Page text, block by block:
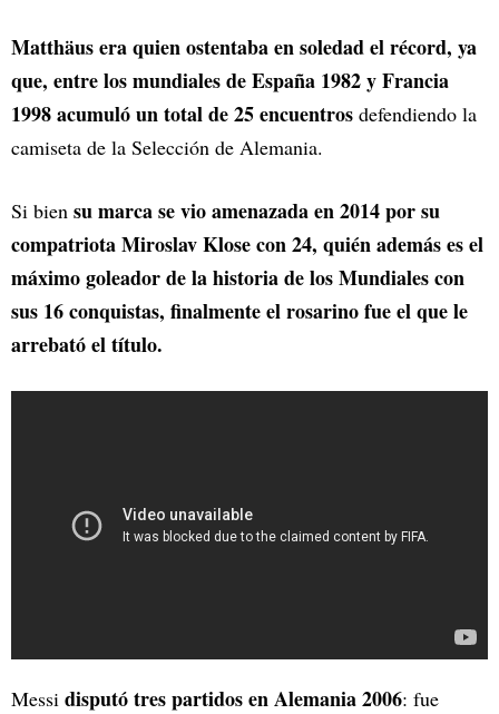
Matthäus era quien ostentaba en soledad el récord, ya
que, entre los mundiales de España 1982 y Francia
1998 acumuló un total de 25 encuentros defendiendo la
camiseta de la Selección de Alemania.
Si bien su marca se vio amenazada en 2014 por su
compatriota Miroslav Klose con 24, quién además es el
máximo goleador de la historia de los Mundiales con
sus 16 conquistas, finalmente el rosarino fue el que le
arrebató el título.
Messi disputó tres partidos en Alemania 2006: fue